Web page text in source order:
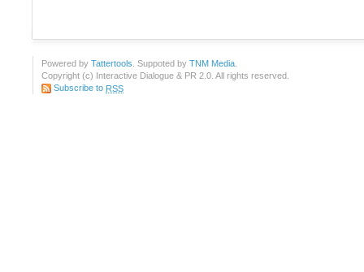
Powered by Tattertools . Suppoted by TNM Media
Copyright (c) Interactive Dialogue & PR 2.0. All rights reserved.
Subscribe to RSS